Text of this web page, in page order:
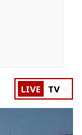
LIVE TV